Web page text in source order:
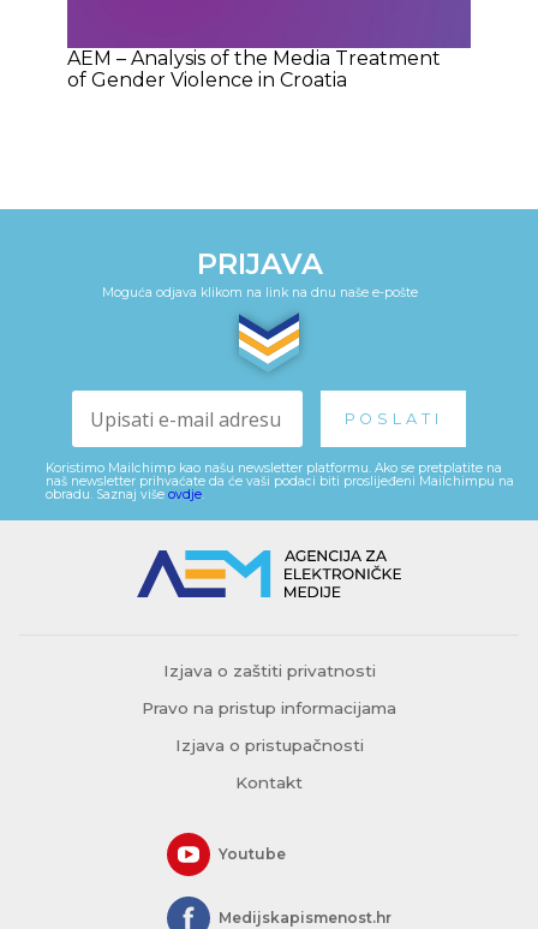
AEM – Analysis of the Media Treatment
of Gender Violence in Croatia
PRIJAVA
Moguća odjava klikom na link na dnu naše e-pošte
Koristimo Mailchimp kao našu newsletter platformu. Ako se pretplatite na
naš newsletter prihvaćate da će vaši podaci biti proslijeđeni Mailchimpu na
obradu. Saznaj više ovdje.
Izjava o zaštiti privatnosti
Pravo na pristup informacijama
Izjava o pristupačnosti
Kontakt
Youtube
Medijskapismenost.hr